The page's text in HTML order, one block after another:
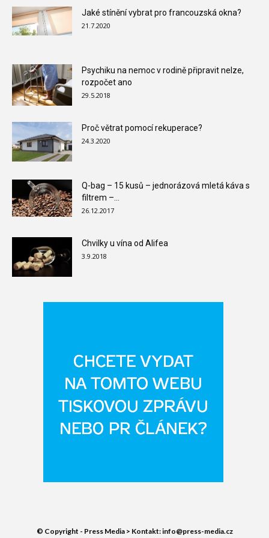
Jaké stínění vybrat pro francouzská okna?
21.7.2020
Psychiku na nemoc v rodině připravit nelze,
rozpočet ano
29.5.2018
Proč větrat pomocí rekuperace?
24.3.2020
Q-bag – 15 kusů – jednorázová mletá káva s
filtrem –...
26.12.2017
Chvilky u vína od Alifea
3.9.2018
© Copyright - Press Media > Kontakt: info@press-media.cz